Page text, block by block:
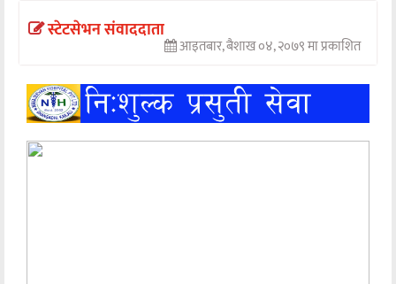
खेलकुद
अन्य
स्टेटसेभन संवाददाता
आइतबार, बैशाख ०४, २०७९ मा प्रकाशित